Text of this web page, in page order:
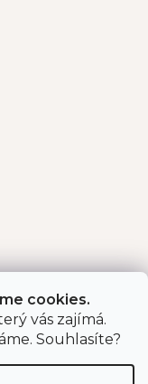
cookies.
vás zajímá.
Souhlasíte?